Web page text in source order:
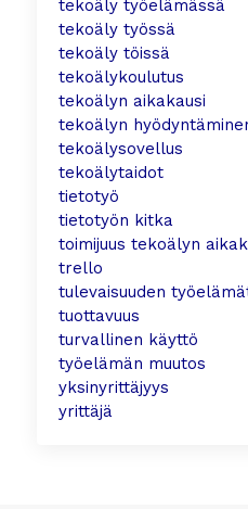
tekoäly työelämässä
tekoäly työssä
tekoäly töissä
tekoälykoulutus
tekoälyn aikakausi
tekoälyn
tekoälysovellus
tekoälytaidot
tietotyö
tietotyön kitka
toimijuus tekoälyn
trello
tulevaisuuden
tuottavuus
turvallinen käyttö
työelämän muutos
yksinyrittäjyys
yrittäjä